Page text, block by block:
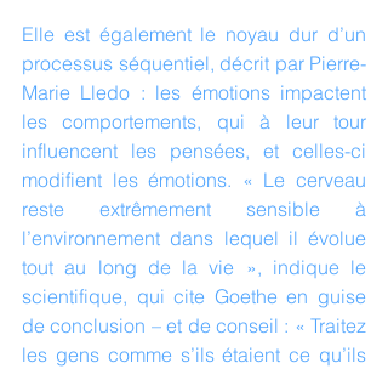
Elle est également le noyau dur d’un
processus séquentiel, décrit par Pierre-
Marie Lledo : les émotions impactent
les comportements, qui à leur tour
influencent les pensées, et celles-ci
modifient les émotions. « Le cerveau
reste extrêmement sensible à
l’environnement dans lequel il évolue
tout au long de la vie », indique le
scientifique, qui cite Goethe en guise
de conclusion – et de conseil : « Traitez
les gens comme s’ils étaient ce qu’ils